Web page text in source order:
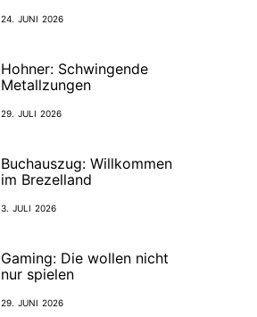
24. JUNI 2026
Hohner: Schwingende
Metallzungen
29. JULI 2026
Buchauszug: Willkommen
im Brezelland
3. JULI 2026
Gaming: Die wollen nicht
nur spielen
29. JUNI 2026